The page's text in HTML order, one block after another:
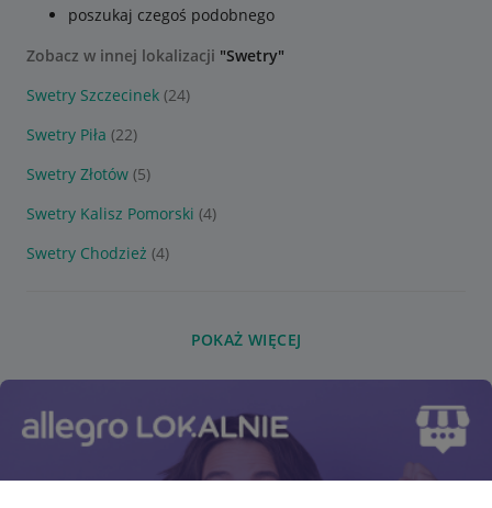
poszukaj czegoś podobnego
Zobacz w innej lokalizacji "Swetry"
Swetry Szczecinek (24)
Swetry Piła (22)
Swetry Złotów (5)
Swetry Kalisz Pomorski (4)
Swetry Chodzież (4)
POKAŻ WIĘCEJ